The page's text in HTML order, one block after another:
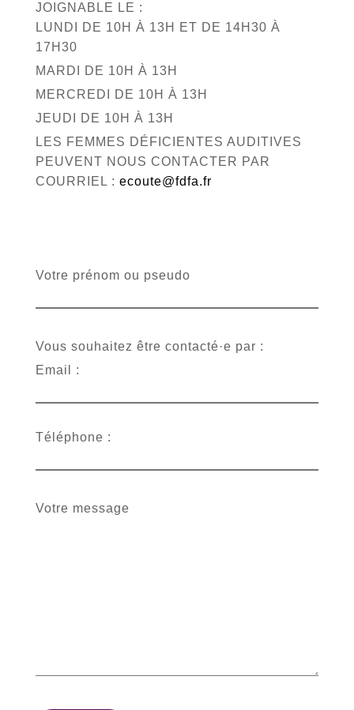
JOIGNABLE LE :
LUNDI DE 10H À 13H ET DE 14H30 À
17H30
MARDI DE 10H À 13H
MERCREDI DE 10H À 13H
JEUDI DE 10H À 13H
LES FEMMES DÉFICIENTES AUDITIVES
PEUVENT NOUS CONTACTER PAR
COURRIEL : ecoute@fdfa.fr
Votre prénom ou pseudo
Vous souhaitez être contacté·e par :
Email :
Téléphone :
Votre message